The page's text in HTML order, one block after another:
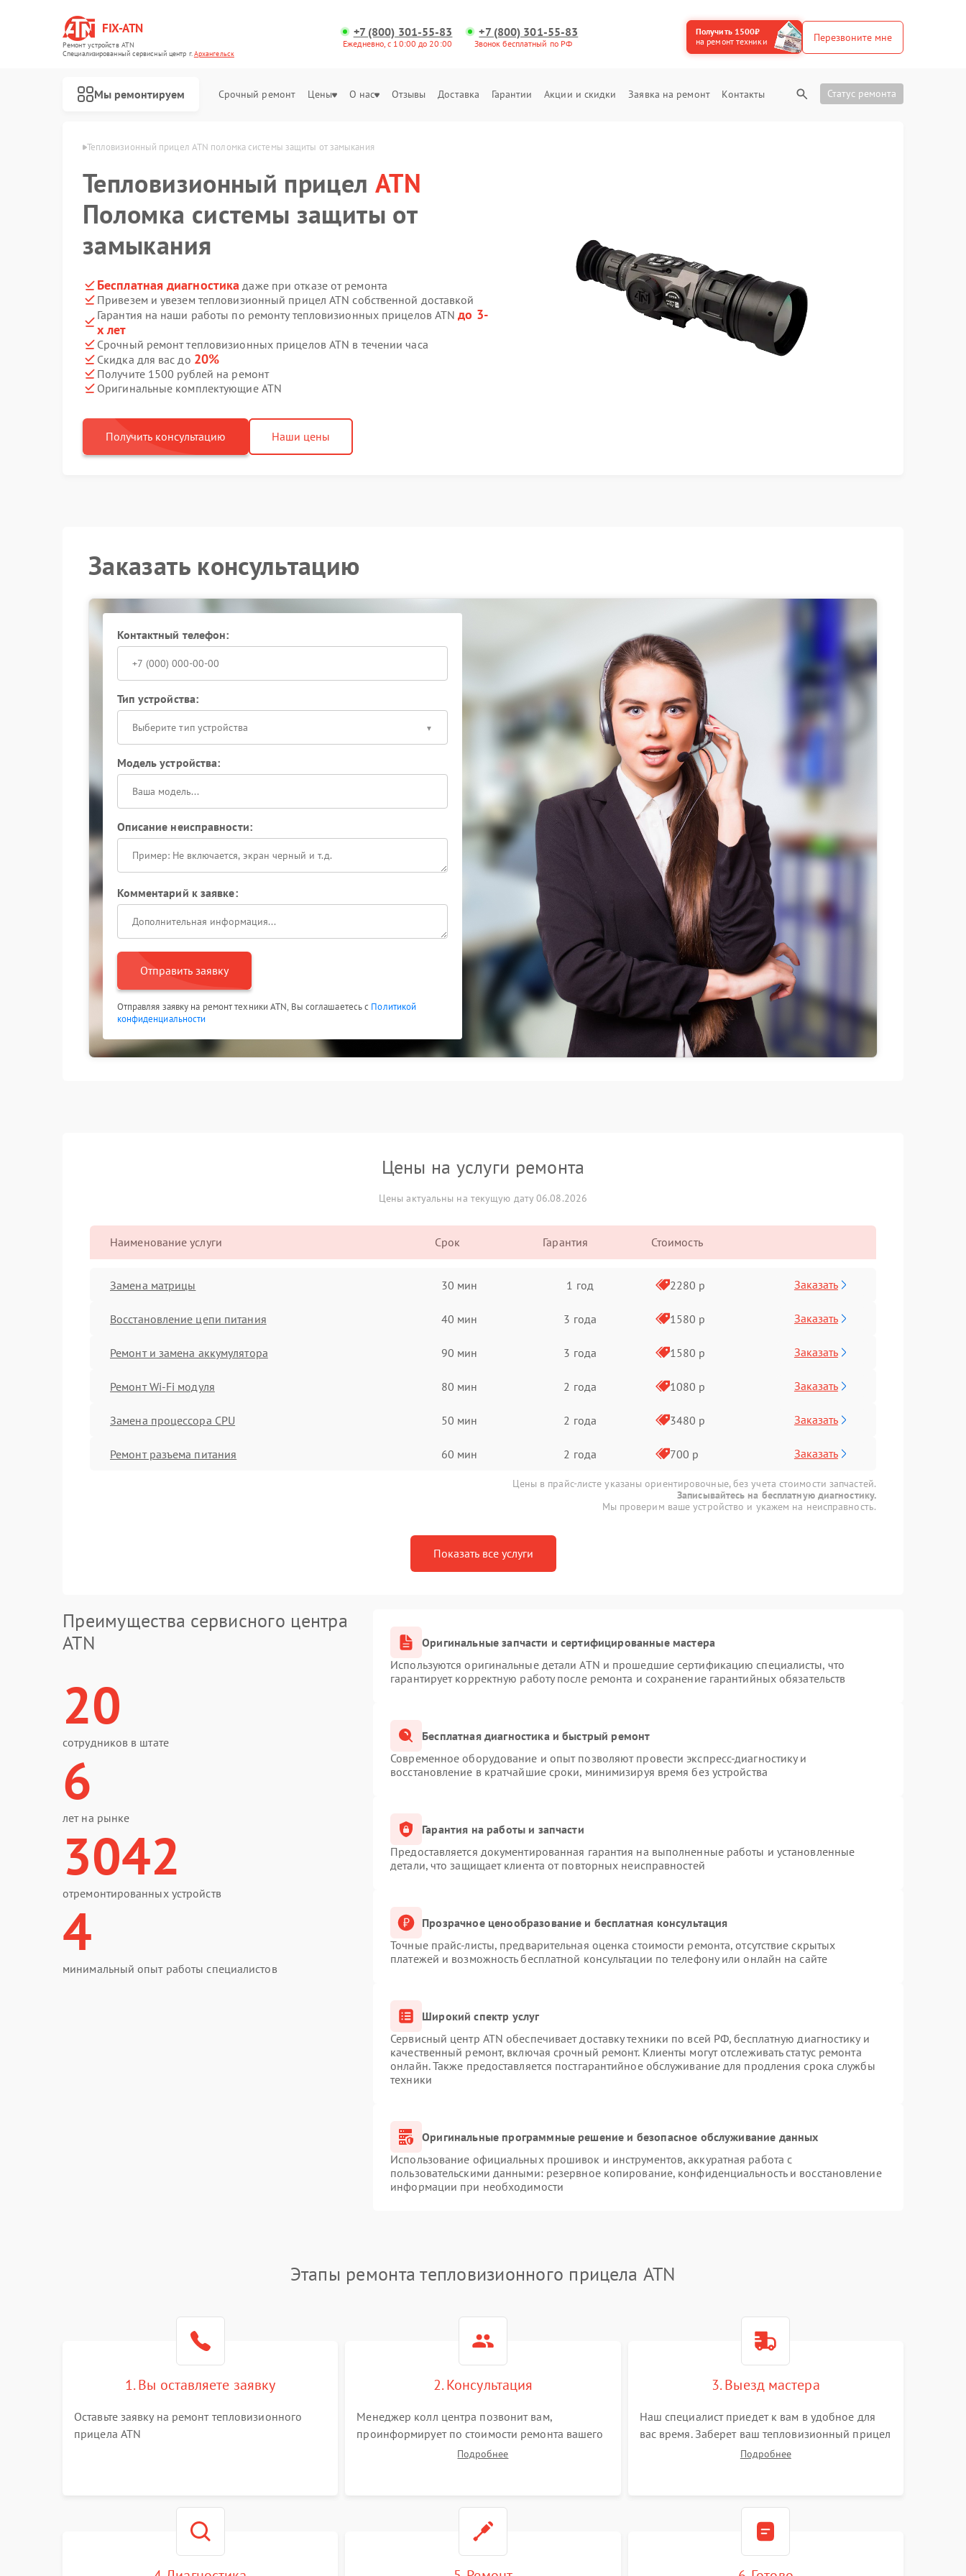
FIX-ATN
Ремонт устройств ATN
Специализированный cервисный центр г.Архангельск
+7 (800) 301-55-83
Ежедневно, с 10:00 до 20:00
+7 (800) 301-55-83
Звонок бесплатный по РФ
Получить 1500₽
на ремонт техники
Перезвоните мне
Мы ремонтируем Срочный ремонт Цены О нас Отзывы Доставка Гарантии Акции и скидки Заявка на ремонт Контакты Статус ремонта
Тепловизионный прицел ATN поломка системы защиты от замыкания
Тепловизионный прицел ATN
Поломка системы защиты от
замыкания
Бесплатная диагностика даже при отказе от ремонта
Привезем и увезем тепловизионный прицел ATN собственной доставкой
Гарантия на наши работы по ремонту тепловизионных прицелов ATNдо 3-
х лет
Срочный ремонт тепловизионных прицелов ATN в течении часа
Скидка для вас до 20%
Получите 1500 рублей на ремонт
Оригинальные комплектующие ATN
Получить консультацию Наши цены
Заказать консультацию
Контактный телефон:
Тип устройства:
Выберите тип устройства
Модель устройства:
Описание неисправности:
Комментарий к заявке:
Отправить заявку
Отправляя заявку на ремонт техники ATN, Вы соглашаетесь с Политикой
конфиденциальности
Цены на услуги ремонта
Цены актуальны на текущую дату 06.08.2026
Наименование услуги Срок Гарантия Стоимость
Замена матрицы 30 мин 1 год 2280 р Заказать
Восстановление цепи питания 40 мин 3 года 1580 р Заказать
Ремонт и замена аккумулятора 90 мин 3 года 1580 р Заказать
Ремонт Wi-Fi модуля 80 мин 2 года 1080 р Заказать
Замена процессора CPU 50 мин 2 года 3480 р Заказать
Ремонт разъема питания 60 мин 2 года 700 р Заказать
Цены в прайс-листе указаны ориентировочные, без учета стоимости запчастей.
Записывайтесь на бесплатную диагностику.
Мы проверим ваше устройство и укажем на неисправность.
Показать все услуги
Преимущества сервисного центра
ATN
20
сотрудников в штате
6
лет на рынке
3042
отремонтированных устройств
4
минимальный опыт работы специалистов
Оригинальные запчасти и сертифицированные мастера
Используются оригинальные детали ATN и прошедшие сертификацию специалисты, что
гарантирует корректную работу после ремонта и сохранение гарантийных обязательств
Бесплатная диагностика и быстрый ремонт
Современное оборудование и опыт позволяют провести экспресс-диагностику и
восстановление в кратчайшие сроки, минимизируя время без устройства
Гарантия на работы и запчасти
Предоставляется документированная гарантия на выполненные работы и установленные
детали, что защищает клиента от повторных неисправностей
Прозрачное ценообразование и бесплатная консультация
Точные прайс-листы, предварительная оценка стоимости ремонта, отсутствие скрытых
платежей и возможность бесплатной консультации по телефону или онлайн на сайте
Широкий спектр услуг
Сервисный центр ATN обеспечивает доставку техники по всей РФ, бесплатную диагностику и
качественный ремонт, включая срочный ремонт. Клиенты могут отслеживать статус ремонта
онлайн. Также предоставляется постгарантийное обслуживание для продления срока службы
техники
Оригинальные программные решение и безопасное обслуживание данных
Использование официальных прошивок и инструментов, аккуратная работа с
пользовательскими данными: резервное копирование, конфиденциальность и восстановление
информации при необходимости
Этапы ремонта тепловизионного прицела ATN
1. Вы оставляете заявку
Оставьте заявку на ремонт тепловизионного
прицела ATN
2. Консультация
Менеджер колл центра позвонит вам,
проинформирует по стоимости ремонта вашего
тепловизионного прицела а также ответит на
Подробнее
3. Выезд мастера
Наш специалист приедет к вам в удобное для
вас время. Заберет ваш тепловизионный прицел
и привезет на склад для диагностики.
Подробнее